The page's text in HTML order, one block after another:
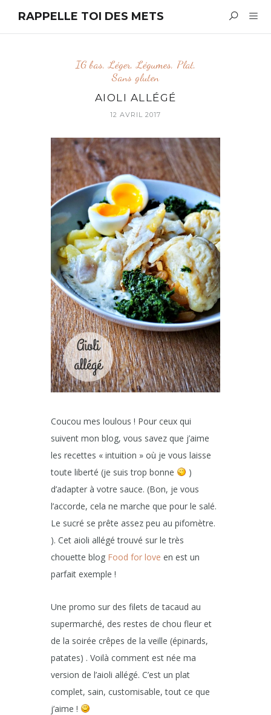
RAPPELLE TOI DES METS
IG bas,Léger,Légumes, Plat,
Sans gluten
AIOLI ALLÉGÉ
12 AVRIL 2017
Coucou mes loulous ! Pour ceux qui
suivent mon blog, vous savez que j’aime
les recettes « intuition » où je vous laisse
toute liberté (je suis trop bonne
)
d’adapter à votre sauce. (Bon, je vous
l’accorde, cela ne marche que pour le salé.
Le sucré se prête assez peu au pifomètre.
). Cet aioli allégé trouvé sur le très
chouette blog Food for love en est un
parfait exemple !
Une promo sur des filets de tacaud au
supermarché, des restes de chou fleur et
de la soirée crêpes de la veille (épinards,
patates) . Voilà comment est née ma
version de l’aioli allégé. C’est un plat
complet, sain, customisable, tout ce que
j’aime !